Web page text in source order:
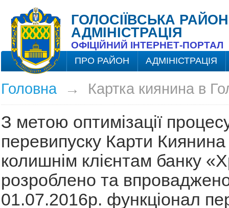
ГОЛОСІЇВСЬКА
АДМІНІСТРАЦІЯ
ОФІЦІЙНИЙ ІНТЕРНЕТ-ПОРТАЛ
ПРО РАЙОН АДМІНІСТРАЦІЯ
Головна→ Картка киянина в
З метою оптимізації
перевипуску Карти
колишнім клієнтам банку
розроблено та
01.07.2016р. функціонал